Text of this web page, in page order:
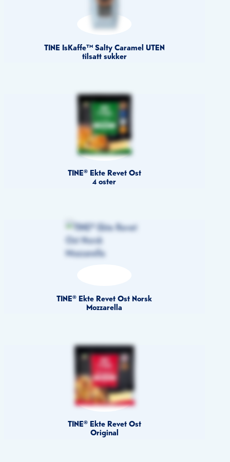
TINE IsKaffe™ Salty Caramel UTEN
tilsatt sukker
TINE® Ekte Revet Ost
4 oster
TINE® Ekte Revet Ost Norsk
Mozzarella
TINE® Ekte Revet Ost
Original